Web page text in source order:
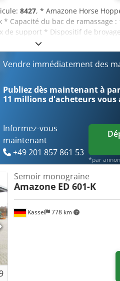
8427, * Amazone Horse
* Capacité du bac de ramassage
de support * Dispositif de
avec vidange hydraulique
-----Numéro de véhicule
sur la machine ou pour plus
----Sous réserve d’erreurs et
Vendre immédiatement des
Publiez dès maintenant à
11 millions d'acheteursvous
Informez-vous
maintenant
+49 201 857 861 53
*par
Kassel 778 km
Semoir monograine
Amazone ED 601-K